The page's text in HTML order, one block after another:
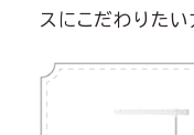
スにこだわりたい